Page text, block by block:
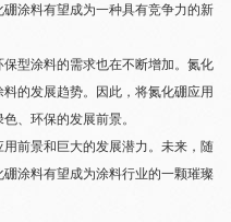
涂料有望成为一种具有竞争力的新
型涂料的需求也在不断增加。氮化
的发展趋势。因此，将氮化硼应用
、环保的发展前景。
前景和巨大的发展潜力。未来，随
涂料有望成为涂料行业的一颗璀璨